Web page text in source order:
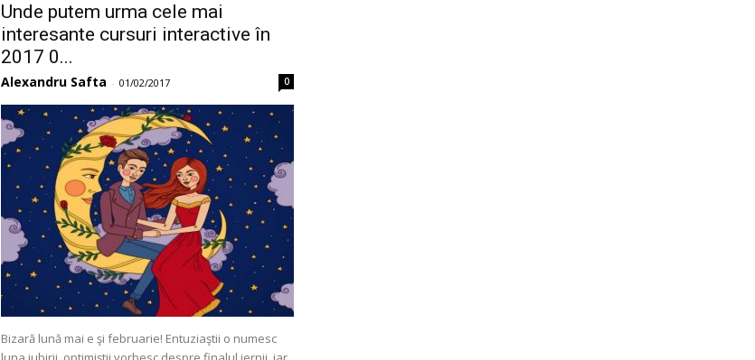
Unde putem urma cele mai
interesante cursuri interactive în
2017 0...
Alexandru Safta - 01/02/2017 0
Bizară lună mai e şi februarie! Entuziaştii o numesc